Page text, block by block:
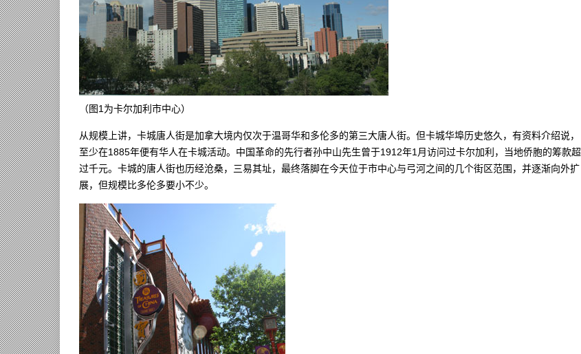
（图1为卡尔加利市中心）
从规模上讲，卡城唐人街是加拿大境内仅次于温哥华和多伦多的第三大唐人街。但卡城华埠历史悠久，有资料介绍说，
至少在1885年便有华人在卡城活动。中国革命的先行者孙中山先生曾于1912年1月访问过卡尔加利，当地侨胞的筹款超
过千元。卡城的唐人街也历经沧桑，三易其址，最终落脚在今天位于市中心与弓河之间的几个街区范围，并逐渐向外扩
展，但规模比多伦多要小不少。